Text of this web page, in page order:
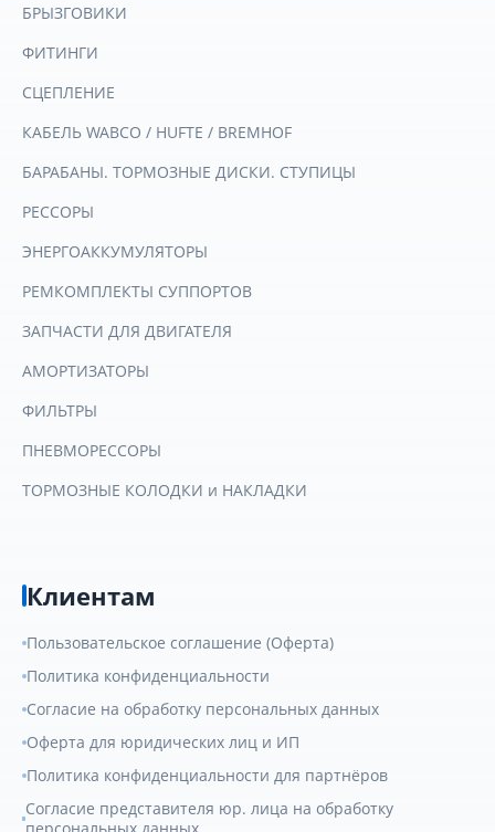
БРЫЗГОВИКИ
ФИТИНГИ
СЦЕПЛЕНИЕ
КАБЕЛЬ WABCO / HUFTE / BREMHOF
БАРАБАНЫ. ТОРМОЗНЫЕ ДИСКИ. СТУПИЦЫ
РЕССОРЫ
ЭНЕРГОАККУМУЛЯТОРЫ
РЕМКОМПЛЕКТЫ СУППОРТОВ
ЗАПЧАСТИ ДЛЯ ДВИГАТЕЛЯ
АМОРТИЗАТОРЫ
ФИЛЬТРЫ
ПНЕВМОРЕССОРЫ
ТОРМОЗНЫЕ КОЛОДКИ и НАКЛАДКИ
Клиентам
Пользовательское соглашение (Оферта)
Политика конфиденциальности
Согласие на обработку персональных данных
Оферта для юридических лиц и ИП
Политика конфиденциальности для партнёров
Согласие представителя юр. лица на обработку